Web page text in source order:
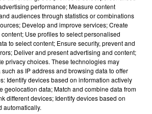
faites un cadeau
étoffe sa
et ses offres pour
d'y faire un petit
performance; Measure content
audiences through statistics or combinations
Develop and improve services; Create
Use profiles to select personalised
to select content; Ensure security, prevent and
Deliver and present advertising and content;
privacy choices. These technologies may
as IP address and browsing data to offer
Identify devices based on information actively
geolocation data; Match and combine data from
different devices; Identify devices based on
automatically.